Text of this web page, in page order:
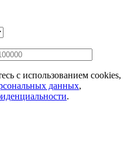
с использованием cookies,
данных,
.